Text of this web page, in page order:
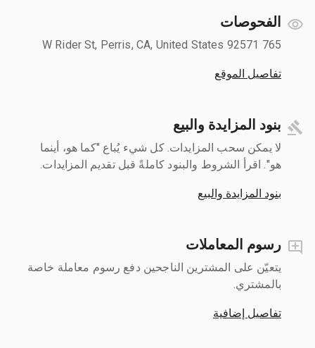
الفحوصات
765 W Rider St, Perris, CA, United States 92571
تفاصيل الموقع
بنود المزايدة والبيع
لا يمكن سحب المزايدات. كل شيء يُباع "كما هو، أينما
هو". اقرأ الشروط والبنود كاملةً قبل تقديم المزايدات.
بنود المزايدة والبيع
رسوم المعاملات
يتعيّن على المشترين الناجحين دفع رسوم معاملة خاصة
بالمشتري.
تفاصيل إضافية